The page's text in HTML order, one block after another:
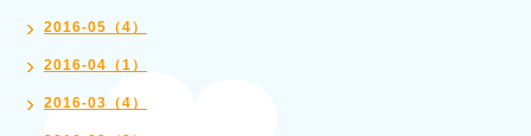
2016-05（4）
2016-04（1）
2016-03（4）